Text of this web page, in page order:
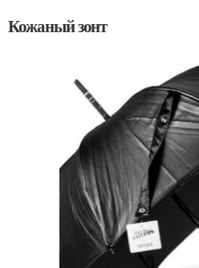
Кожаный зонт